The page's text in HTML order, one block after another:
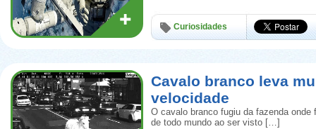
Curiosidades
Cavalo branco leva
velocidade
O cavalo branco fugiu da fazenda
de todo mundo ao ser visto […]